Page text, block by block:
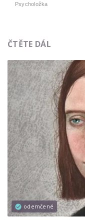
Psycholožka
ČTĚTE DÁL
odemčené